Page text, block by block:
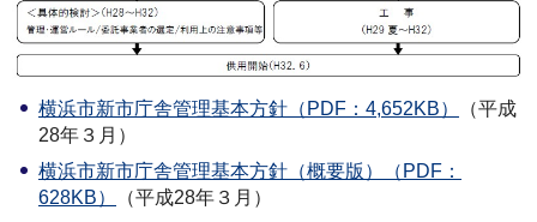
横浜市新市庁舎管理基本方針（PDF：4,652KB）
（平成
28年３月）
横浜市新市庁舎管理基本方針（概要版）（PDF：
628KB）
（平成28年３月）